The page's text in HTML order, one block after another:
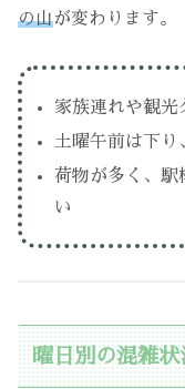
の山が変わります。
家族連れや観光
土曜午前は下り
荷物が多く、駅
い
曜日別の混雑